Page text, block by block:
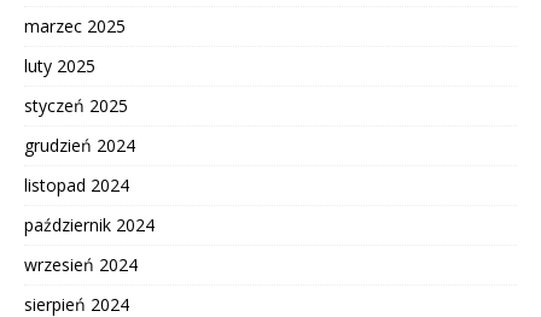
marzec 2025
luty 2025
styczeń 2025
grudzień 2024
listopad 2024
październik 2024
wrzesień 2024
sierpień 2024